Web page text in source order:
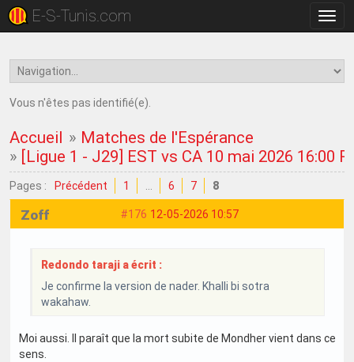
la
E-S-Tunis.com
Vous n'êtes pas identifié(e).
Accueil » Matches de l'Espérance
» [Ligue 1 - J29] EST vs CA 10 mai 2026 16:00
Pages : Précédent 1 6 7 8
#176 12-05-2026 10:57
Zoff
Redondo taraji a écrit :
Je confirme la version de nader. Khalli bi sotra
wakahaw.
Moi aussi. Il paraît que la mort subite de Mondher vient dans ce
sens.